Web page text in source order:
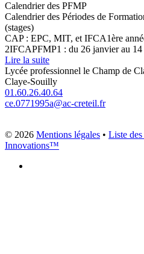
Calendrier des PFMP
Calendrier des Périodes de
(stages)
CAP : EPC, MIT, et IFCA1ère
2IFCAPFMP1 : du 26 janvier au
Lire la suite
Lycée professionnel le Champ de
Claye-Souilly
01.60.26.40.64
ce.0771995a@ac-creteil.fr
© 2026 Mentions légales • Liste
Innovations™